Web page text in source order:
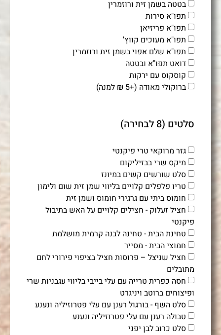
בטטה בשמן זית ורוזמרין
תפו"א סירות
תפו"א פריזיאן
תפו"א מעוכים קווץ'
תפו"א שלם אפוי בשמן זית ורוזמרין
דואט תפו"א ובטטה
קוסקוס עם ירקות
ברוקולי מאודה (+5 ₪ למנה)
סלטים (8 לבחירה)
גזר מרוקאי טרי פיקנטי
מיקס שרי בבזיליקום
סלט שורשים קשים במיונז
טריו פלפלים קלויים בליווי שמן זית שום ולימון
חומוס ביתי עם גרגירי חומוס ושמן זית
חציל זעלוק - חצילים קלויים על האש בתיבול
פיקנטי
טחינת הבית - טחינה לבנה קרמית מושלמת
חמוצי הבית - מסייר
חציל שניצל – פרוסות חציל בציפוי פירורי לחם
מתובלים
חסה כפרית טרייה עם עלי בייבי בליווי עגבניות שרי
ופיצוחים ברוטב ויניגרט
סלט השף - בורגול רענן עם עלי פטרוזיליה ונענע
טבולה רענן עם עלי פטרוזיליה ונענע
סלט כרוב לבן יפני